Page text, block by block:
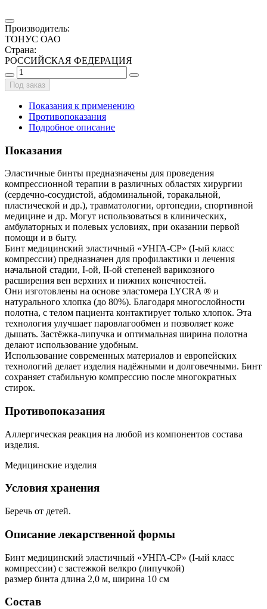
Производитель:
ТОНУС ОАО
Страна:
РОССИЙСКАЯ ФЕДЕРАЦИЯ
Под заказ
Показания к применению
Противопоказания
Подробное описание
Показания
Эластичные бинты предназначены для проведения
компрессионной терапии в различных областях хирургии
(сердечно-сосудистой, абдоминальной, торакальной,
пластической и др.), травматологии, ортопедии, спортивной
медицине и др. Могут использоваться в клинических,
амбулаторных и полевых условиях, при оказании первой
помощи и в быту.
Бинт медицинский эластичный «УНГА-СР» (I-ый класс
компрессии) предназначен для профилактики и лечения
начальной стадии, I-ой, II-ой степеней варикозного
расширения вен верхних и нижних конечностей.
Они изготовлены на основе эластомера LYCRA ® и
натурального хлопка (до 80%). Благодаря многослойности
полотна, с телом пациента контактирует только хлопок. Эта
технология улучшает паровлагообмен и позволяет коже
дышать. Застёжка-липучка и оптимальная ширина полотна
делают использование удобным.
Использование современных материалов и европейских
технологий делает изделия надёжными и долговечными. Бинт
сохраняет стабильную компрессию после многократных
стирок.
Противопоказания
Аллергическая реакция на любой из компонентов состава
изделия.
Медицинские изделия
Условия хранения
Беречь от детей.
Описание лекарственной формы
Бинт медицинский эластичный «УНГА-СР» (I-ый класс
компрессии) с застежкой велкро (липучкой)
размер бинта длина 2,0 м, ширина 10 см
Состав